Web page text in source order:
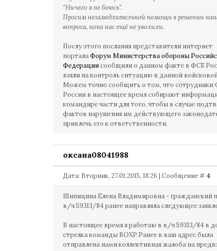
"Ничего я не боюсь".
Просим незамедлительной помощи в решении
вопроса, пока нас ещё не уволили.
Послу этого послания представители интернет
порталаФорум Министерства обороны
Федерациисообщили о данном факте в ФСБ
взяли на контроль ситуацию в данной
Можем точно сообщить о том, что сотрудники
России в настоящее время собирают
командире части для того, чтобы в случае
фактов нарушения им действующего
привлечь его к ответственности.
оксана08041988
Дата: Вторник, 27.01.2015, 18:26 | Сообщение #4
Шипицина Елена Владимировна - гражданский
в/ч 59313/84 ранее направляла следующее
В настоящее время я работаю в в/ч 59313/84 в
стрелка команды ВОХР.Ранее в ваш адрес была
отправлена нами коллективная жалоба на